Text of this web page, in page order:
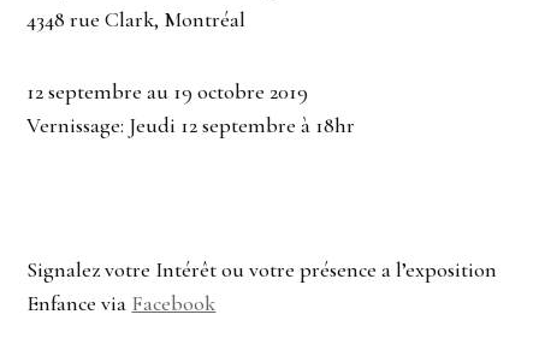
4348 rue Clark, Montréal
12 septembre au 19 octobre 2019
Vernissage: Jeudi 12 septembre à 18hr
Signalez votre Intérêt ou votre présence a l’exposition
Enfance via Facebook